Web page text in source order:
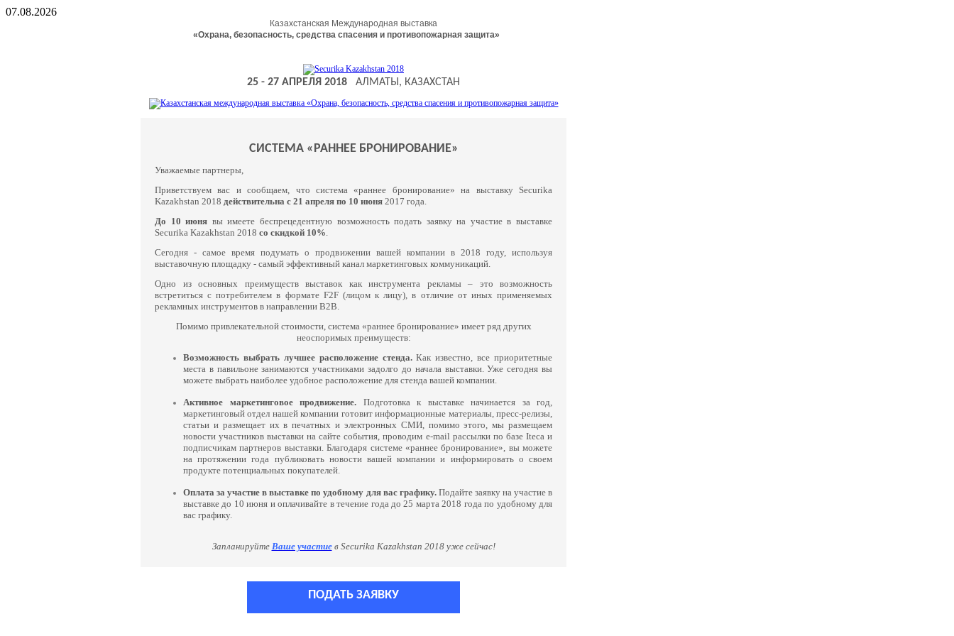
07.08.2026
Казахстанская Международная выставка
«Охрана, безопасность, средства спасения и противопожарная защита»
25 - 27 АПРЕЛЯ 2018 АЛМАТЫ, КАЗАХСТАН
СИСТЕМА «РАННЕЕ БРОНИРОВАНИЕ»
Уважаемые партнеры,
Приветствуем вас и сообщаем, что система «раннее бронирование» на выставку Securika
Kazakhstan 2018 действительна с 21 апреля по 10 июня 2017 года.
До 10 июня вы имеете беспрецедентную возможность подать заявку на участие в выставке
Securika Kazakhstan 2018 со скидкой 10%.
Сегодня - самое время подумать о продвижении вашей компании в 2018 году, используя
выставочную площадку - самый эффективный канал маркетинговых коммуникаций.
Одно из основных преимуществ выставок как инструмента рекламы – это возможность
встретиться с потребителем в формате F2F (лицом к лицу), в отличие от иных применяемых
рекламных инструментов в направлении B2B.
Помимо привлекательной стоимости, система «раннее бронирование» имеет ряд других
неоспоримых преимуществ:
Возможность выбрать лучшее расположение стенда.Как известно, все приоритетные
места в павильоне занимаются участниками задолго до начала выставки. Уже сегодня вы
можете выбрать наиболее удобное расположение для стенда вашей компании.
Активное маркетинговое продвижение. Подготовка к выставке начинается за год,
маркетинговый отдел нашей компании готовит информационные материалы, пресс-релизы,
статьи и размещает их в печатных и электронных СМИ, помимо этого, мы размещаем
новости участников выставки на сайте события, проводим e-mail рассылки по базе Iteca и
подписчикам партнеров выставки. Благодаря системе «раннее бронирование», вы можете
на протяжении года публиковать новости вашей компании и информировать о своем
продукте потенциальных покупателей.
Оплата за участие в выставке по удобному для вас графику.Подайте заявку на участие в
выставке до 10 июня и оплачивайте в течение года до 25 марта 2018 года по удобному для
вас графику.
Запланируйте Ваше участие в Securika Kazakhstan 2018 уже сейчас!
ПОДАТЬ ЗАЯВКУ